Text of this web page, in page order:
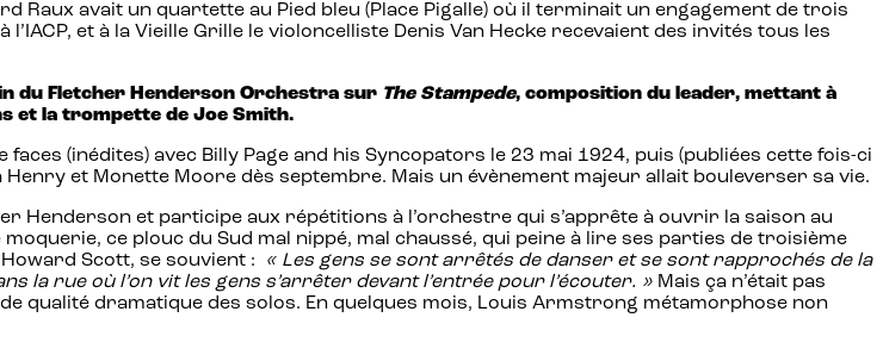
Raux avait un quartette au Pied bleu (Place Pigalle) où il terminait un engagement de trois
et à la Vieille Grille le violoncelliste Denis Van Hecke recevaient des invités tous les
du Fletcher Henderson Orchestra sur The Stampede, composition du leader, mettant à
et la trompette de Joe Smith.
(inédites) avec Billy Page and his Syncopators le 23 mai 1924, puis (publiées cette fois-ci
et Monette Moore dès septembre. Mais un évènement majeur allait bouleverser sa vie.
Henderson et participe aux répétitions à l’orchestre qui s’apprête à ouvrir la saison au
ce plouc du Sud mal nippé, mal chaussé, qui peine à lire ses parties de troisième
Scott, se souvient :
« Les gens se sont arrêtés de danser et se sont rapprochés de la
la rue où l’on vit les gens s’arrêter devant l’entrée pour l’écouter. » Mais ça n’était pas
qualité dramatique des solos. En quelques mois, Louis Armstrong métamorphose non